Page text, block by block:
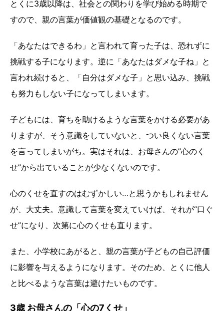
とくに3歳以降は、社会との関わりを学び始める時期で
すので、親の言葉が価値観の基礎となるのです。
「あなたはできるわ」と言われて育った子は、恐れずに
挑戦する子になります。逆に「あなたはダメな子ね」と
言われ続けると、「自分はダメな子」と思い込み、挑戦
も努力もしない子になってしまいます。
子どもには、育ちを助けるような言葉をかける必要があ
りますが、そう意識をしていないと、つい良くない言葉
を言ってしまいがち。実はそれは、お母さんの”心のく
せ”から出ていることが少なくないのです。
心のくせを直すのはむずかしい…と思うかもしれません
が、大丈夫。意識して言葉を変えていけば、それが“口ぐ
せ”になり、次第に心のくせも直ります。
また、小学校にあがると、親の言葉が子どもの自己評価
に影響を与えるようになります。そのため、とくに他人
と比べるような言葉は避けたいものです。
3歳 お母さんの「心の7くせ」